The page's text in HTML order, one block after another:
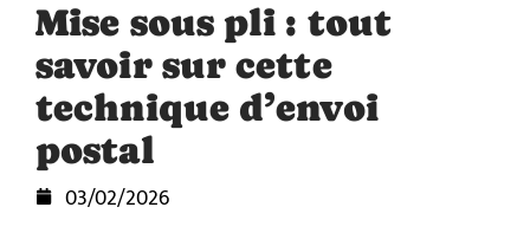
Mise sous pli : tout
savoir sur cette
technique d’envoi
postal
03/02/2026